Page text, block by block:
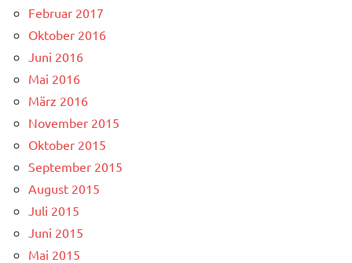
Februar 2017
Oktober 2016
Juni 2016
Mai 2016
März 2016
November 2015
Oktober 2015
September 2015
August 2015
Juli 2015
Juni 2015
Mai 2015